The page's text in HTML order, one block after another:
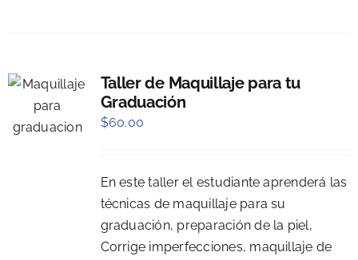
Taller de Maquillaje para tu
Graduación
$60.00
En este taller el estudiante aprenderá las
técnicas de maquillaje para su
graduación, preparación de la piel,
Corrige imperfecciones, maquillaje de